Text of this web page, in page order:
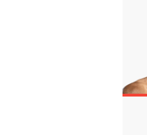
浏览了解
在任何地域观看
福利以及优先机